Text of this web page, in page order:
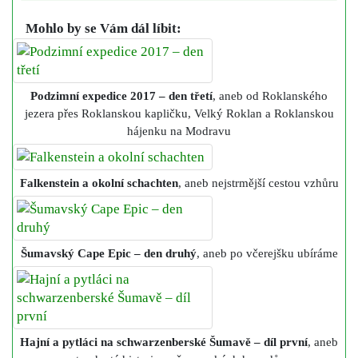
Mohlo by se Vám dál líbit:
Podzimní expedice 2017 – den třetí, aneb od Roklanského
jezera přes Roklanskou kapličku, Velký Roklan a Roklanskou
hájenku na Modravu
Falkenstein a okolní schachten, aneb nejstrmější cestou vzhůru
Šumavský Cape Epic – den druhý, aneb po včerejšku ubíráme
Hajní a pytláci na schwarzenberské Šumavě – díl první, aneb